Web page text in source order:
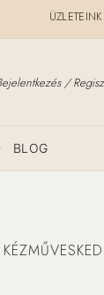
ÜZLETEINK
/
BLOG